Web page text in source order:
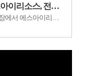
[52주 최저가] 에스아이리소스, 전일비 29.78.% ↓... 현재가 125원